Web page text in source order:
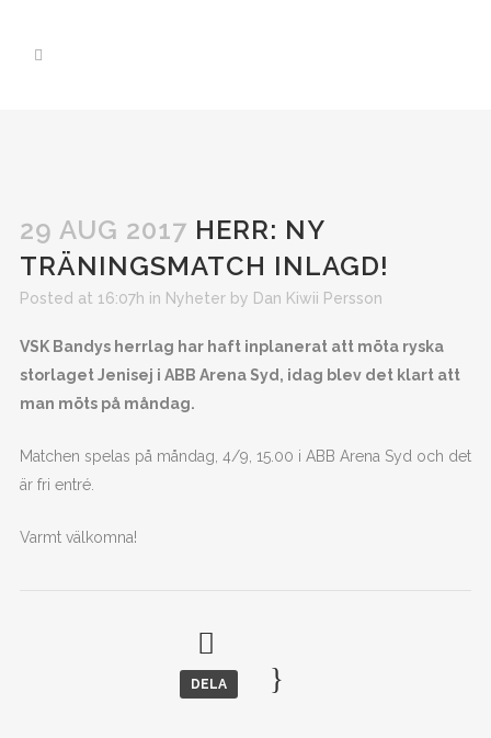
29 AUG 2017 HERR: NY
TRÄNINGSMATCH INLAGD!
Posted at 16:07h in Nyheter by Dan Kiwii Persson
VSK Bandys herrlag har haft inplanerat att möta ryska
storlaget Jenisej i ABB Arena Syd, idag blev det klart att
man möts på måndag.
Matchen spelas på måndag, 4/9, 15.00 i ABB Arena Syd och det
är fri entré.
Varmt välkomna!
DELA